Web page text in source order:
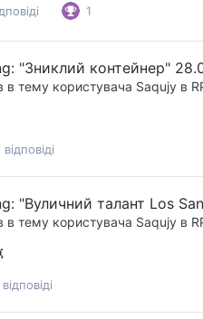
1
"Зниклий контейнер"
в тему користувача Saqujy в
відповіді
"Вуличний талант Los
в тему користувача Saqujy в